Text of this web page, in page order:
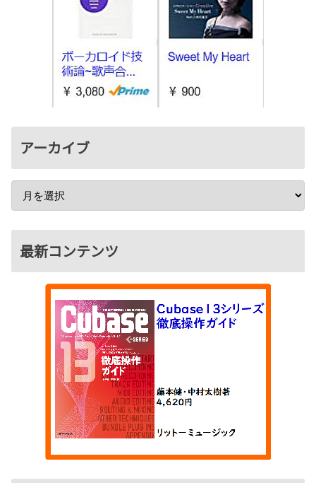
アーカイブ
最新コンテンツ